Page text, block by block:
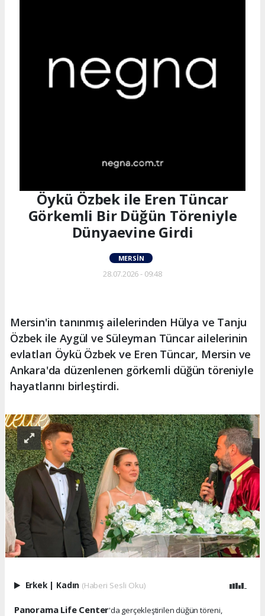
Öykü Özbek ile Eren Tüncar
Görkemli Bir Düğün Töreniyle
Dünyaevine Girdi
MERSIN
28.07.2026 - 09:48
Mersin'in tanınmış ailelerinden Hülya ve Tanju
Özbek ile Aygül ve Süleyman Tüncar ailelerinin
evlatları Öykü Özbek ve Eren Tüncar, Mersin ve
Ankara'da düzenlenen görkemli düğün töreniyle
hayatlarını birleştirdi.
Erkek | Kadın (Haberi Sesli Oku)
Panorama Life Center'da gerçekleştirilen düğün töreni,